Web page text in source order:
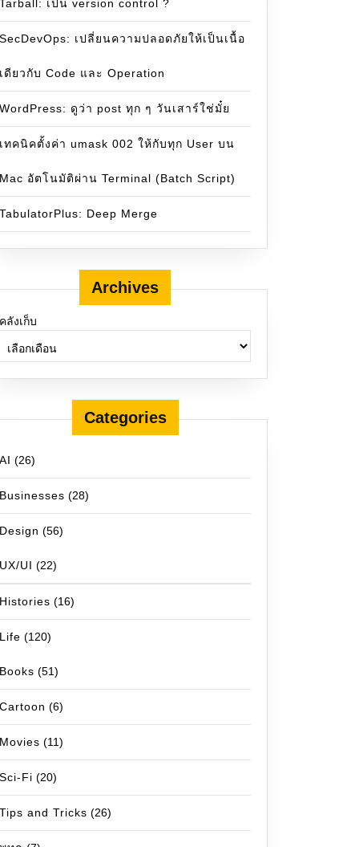
http)
Tarball: เป็น version control ?
SecDevOps: เปลี่ยนความปลอดภัยให้เป็นเนื้อ
เดียวกับ Code และ Operation
WordPress: ดูว่า post ทุก ๆ วันเสาร์ใช่มั๋ย
เทคนิคตั้งค่า umask 002 ให้กับทุก User บน
Mac อัตโนมัติผ่าน Terminal (Batch Script)
TabulatorPlus: Deep Merge
Archives
คลังเก็บ
Categories
AI (26)
Businesses (28)
Design (56)
UX/UI (22)
Histories (16)
Life (120)
Books (51)
Cartoon (6)
Movies (11)
Sci-Fi (20)
Tips and Tricks (26)